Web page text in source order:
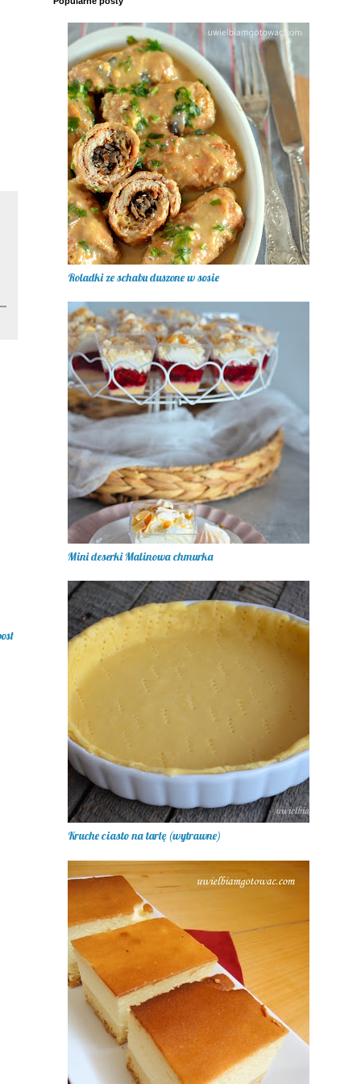
Roladki ze schabu duszone w sosie
Mini deserki Malinowa chmurka
Kruche ciasto na tartę (wytrawne)